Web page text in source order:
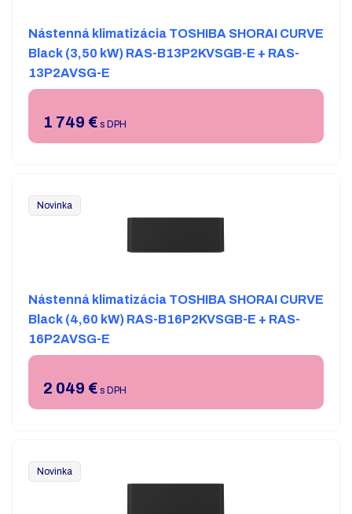
Nástenná klimatizácia TOSHIBA SHORAI CURVE
Black (3,50 kW) RAS-B13P2KVSGB-E + RAS-
13P2AVSG-E
1 749 € s DPH
Novinka
Nástenná klimatizácia TOSHIBA SHORAI CURVE
Black (4,60 kW) RAS-B16P2KVSGB-E + RAS-
16P2AVSG-E
2 049 € s DPH
Novinka